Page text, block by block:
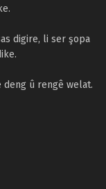
digire, li ser şopa
deng û rengê welat.